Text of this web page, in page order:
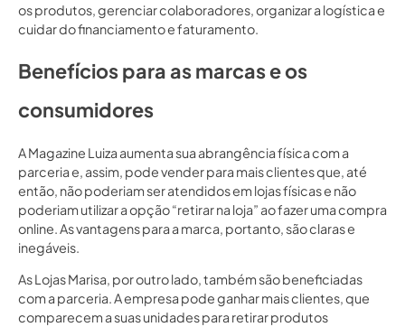
os produtos, gerenciar colaboradores, organizar a logística e
cuidar do financiamento e faturamento.
Benefícios para as marcas e os
consumidores
A Magazine Luiza aumenta sua abrangência física com a
parceria e, assim, pode vender para mais clientes que, até
então, não poderiam ser atendidos em lojas físicas e não
poderiam utilizar a opção “retirar na loja” ao fazer uma compra
online. As vantagens para a marca, portanto, são claras e
inegáveis.
As Lojas Marisa, por outro lado, também são beneficiadas
com a parceria. A empresa pode ganhar mais clientes, que
comparecem a suas unidades para retirar produtos